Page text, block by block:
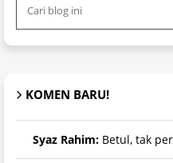
KOMEN BARU!
Syaz Rahim: Betul, tak